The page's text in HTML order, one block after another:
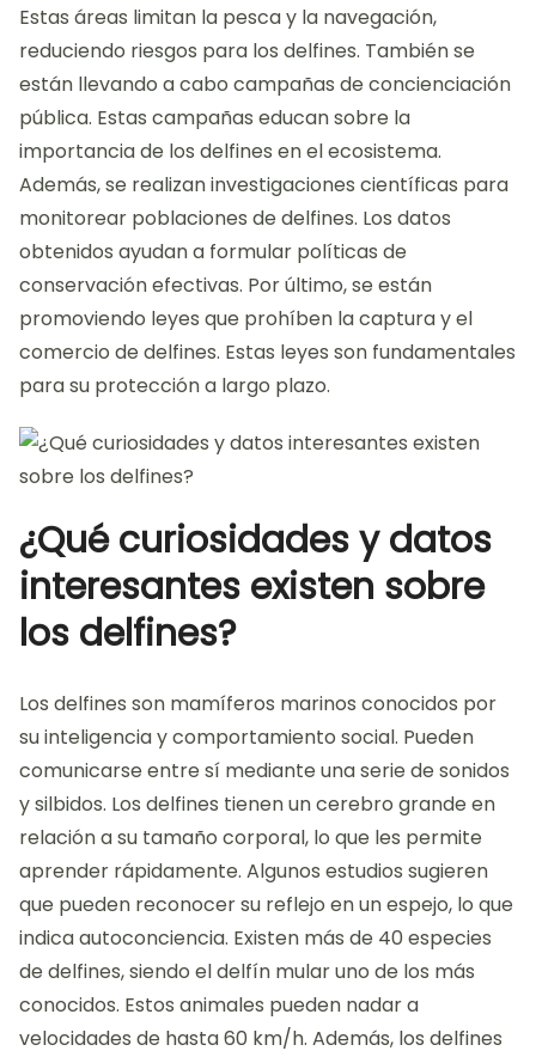
Estas áreas limitan la pesca y la navegación,
reduciendo riesgos para los delfines. También se
están llevando a cabo campañas de concienciación
pública. Estas campañas educan sobre la
importancia de los delfines en el ecosistema.
Además, se realizan investigaciones científicas para
monitorear poblaciones de delfines. Los datos
obtenidos ayudan a formular políticas de
conservación efectivas. Por último, se están
promoviendo leyes que prohíben la captura y el
comercio de delfines. Estas leyes son fundamentales
para su protección a largo plazo.
¿Qué curiosidades y datos
interesantes existen sobre
los delfines?
Los delfines son mamíferos marinos conocidos por
su inteligencia y comportamiento social. Pueden
comunicarse entre sí mediante una serie de sonidos
y silbidos. Los delfines tienen un cerebro grande en
relación a su tamaño corporal, lo que les permite
aprender rápidamente. Algunos estudios sugieren
que pueden reconocer su reflejo en un espejo, lo que
indica autoconciencia. Existen más de 40 especies
de delfines, siendo el delfín mular uno de los más
conocidos. Estos animales pueden nadar a
velocidades de hasta 60 km/h. Además, los delfines